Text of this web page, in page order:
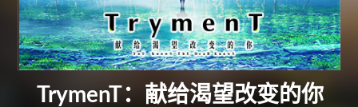
TrymenT：献给渴望改变的你